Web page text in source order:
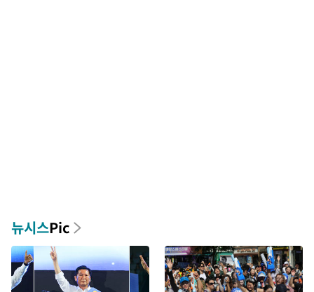
뉴시스Pic